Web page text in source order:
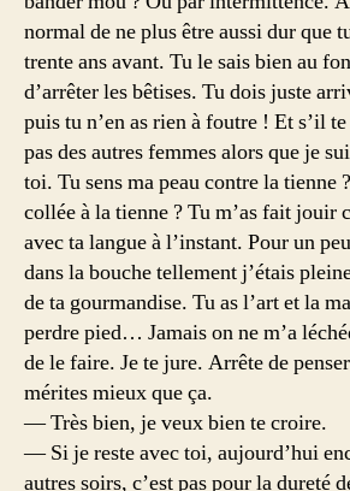
normal de ne plus être aussi dur que
trente ans avant. Tu le sais bien au
d’arrêter les bêtises. Tu dois juste
puis tu n’en as rien à foutre ! Et s’il
pas des autres femmes alors que je
toi. Tu sens ma peau contre la tienne
collée à la tienne ? Tu m’as fait jouir
avec ta langue à l’instant. Pour un
dans la bouche tellement j’étais
de ta gourmandise. Tu as l’art et la
perdre pied… Jamais on ne m’a
de le faire. Je te jure. Arrête de
mérites mieux que ça.
— Très bien, je veux bien te croire.
— Si je reste avec toi, aujourd’hui
autres soirs, c’est pas pour la dureté